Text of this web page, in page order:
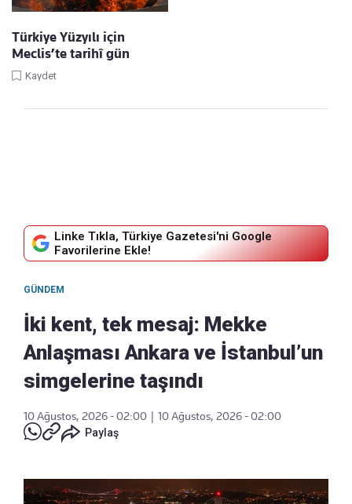
Türkiye Yüzyılı için
Meclis’te tarihî gün
Kaydet
Linke Tıkla, Türkiye Gazetesi'ni Google
Favorilerine Ekle!
GÜNDEM
İki kent, tek mesaj: Mekke
Anlaşması Ankara ve İstanbul’un
simgelerine taşındı
10 Ağustos, 2026 - 02:00
10 Ağustos, 2026 - 02:00
Paylaş